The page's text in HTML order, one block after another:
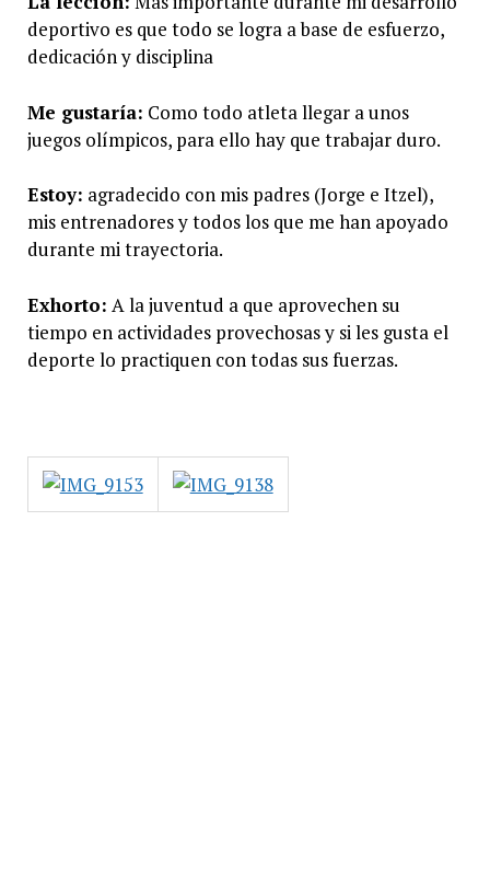
deportivo es que todo se logra a base de esfuerzo,
dedicación y disciplina
Me gustaría: Como todo atleta llegar a unos
juegos olímpicos, para ello hay que trabajar duro.
Estoy: agradecido con mis padres (Jorge e Itzel),
mis entrenadores y todos los que me han apoyado
durante mi trayectoria.
Exhorto: A la juventud a que aprovechen su
tiempo en actividades provechosas y si les gusta el
deporte lo practiquen con todas sus fuerzas.